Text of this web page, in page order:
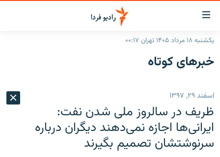
لینک‌های
قابلیت
دسترسی
بازگشت
اصلی
رفتن
صفحه
جستجو
ایران
رادیو
انتخاب کنید و بشنوید
برنامه‌های رادیویی
پادکست
چندرسانه‌ای
یکشنبه ۱۸ مرداد ۱۴۰۵ تهران ۰۰:۱۷
خبرهای کوتاه
اسفند ۲۹, ۱۳۹۷
ظریف در سالروز ملی‌ شدن نفت:
ایرانی‌ها اجازه نمی‌دهند دیگران درباره
سرنوشتشان تصمیم بگیرند